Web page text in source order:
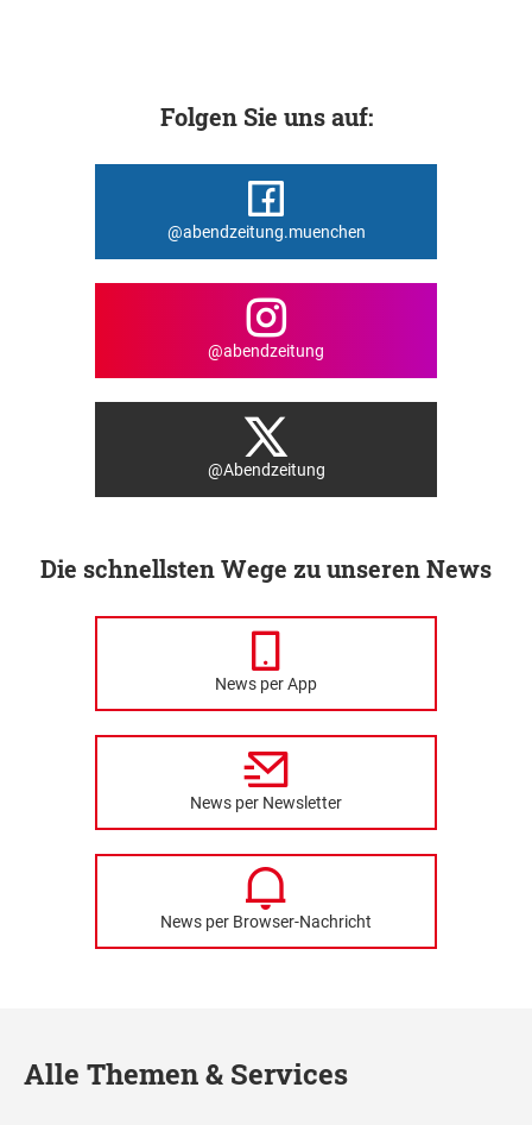
Folgen Sie uns auf:
@abendzeitung.muenchen
@abendzeitung
@Abendzeitung
Die schnellsten Wege zu unseren News
News per App
News per Newsletter
News per Browser-Nachricht
Alle Themen & Services